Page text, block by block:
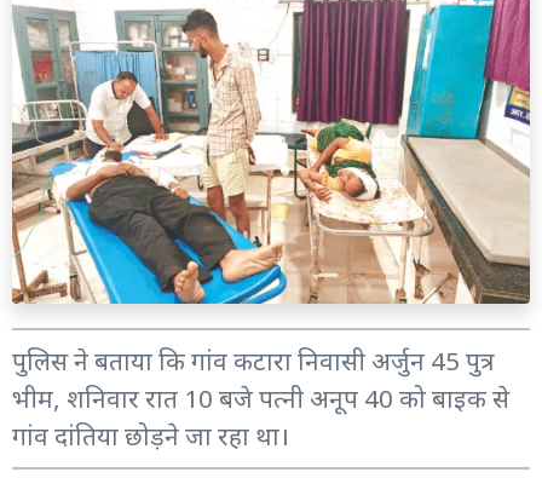
पुलिस ने बताया कि गांव कटारा निवासी अर्जुन 45 पुत्र
भीम, शनिवार रात 10 बजे पत्नी अनूप 40 को बाइक से
गांव दांतिया छोड़ने जा रहा था।